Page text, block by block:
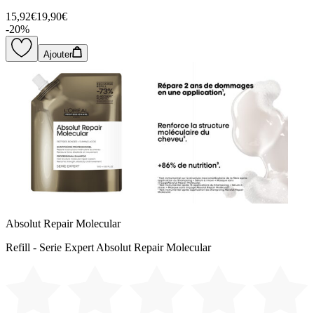
15,92€19,90€
-20%
Ajouter
Absolut Repair Molecular
Refill - Serie Expert Absolut Repair Molecular